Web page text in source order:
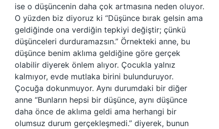
ise o düşüncenin daha çok artmasına neden oluyor.
O yüzden biz diyoruz ki “Düşünce bırak gelsin ama
geldiğinde ona verdiğin tepkiyi değiştir; çünkü
düşünceleri durduramazsın.” Örnekteki anne, bu
düşünce benim aklıma geldiğine göre gerçek
olabilir diyerek önlem alıyor. Çocukla yalnız
kalmıyor, evde mutlaka birini bulunduruyor.
Çocuğa dokunmuyor. Aynı durumdaki bir diğer
anne “Bunların hepsi bir düşünce, aynı düşünce
daha önce de aklıma geldi ama herhangi bir
olumsuz durum gerçekleşmedi.” diyerek, bunun